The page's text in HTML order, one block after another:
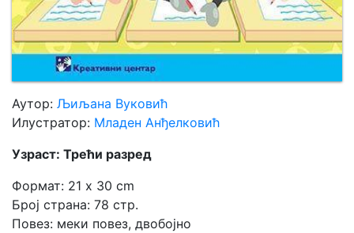
Аутор: Љиљана Вуковић
Илустратор: Младен Анђелковић
Узраст: Трећи разред
Формат: 21 x 30 cm
Број страна: 78 стр.
Повез: меки повез, двобојно